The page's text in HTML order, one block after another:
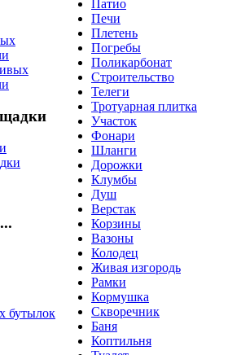
бутылок
Патио
Печи
Плетень
Погребы
Поликарбонат
Строительство
Телеги
Тротуарная плитка
Участок
Фонари
Шланги
Дорожки
Клумбы
Душ
Верстак
Корзины
Вазоны
Колодец
Живая изгородь
Рамки
Кормушка
Скворечник
Баня
Коптильня